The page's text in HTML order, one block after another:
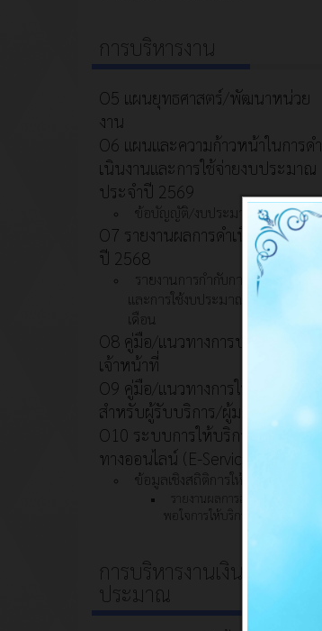
การบริหารงาน
O5 แผนยุทธศาสตร์/พัฒนาหน่วย
งาน
O6 แผนและความก้าวหน้าในการดํา
เนินงานและการใช้จ่ายงบประมาณ
ประจําปี 2569
ข้อบัญญัติ/งบประมาณ
O7 รายงานผลการดำเนินงานประจำ
ปี 2568
รายงานการกำกับการดำเนินงาน
และการใช้งบประมาณประจำปี รอบ 6
เดือน
O8 คู่มือ/แนวทางการปฏิบัติงานของ
เจ้าหน้าที่
O9 คู่มือ/แนวทางการให้บริการ
สำหรับผู้รับบริการ/ผู้มาติดต่อ
O10 ระบบการให้บริการผ่านซ่อง
ทางออนไลน์ (E-Service)
ข้อมูลเชิงสถิติการให้บริการ
รายงานผลการสำรวจความพึง
พอใจการให้บริการ
การบริหารงานเงินงบ
ประมาณ